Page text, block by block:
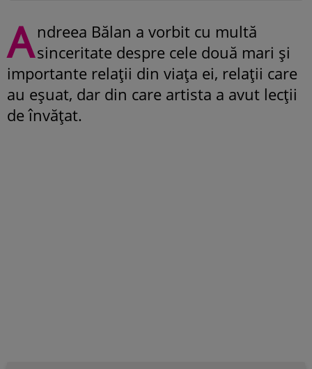
A ndreea Bălan a vorbit cu multă
sinceritate despre cele două mari și
importante relații din viața ei, relații care
au eșuat, dar din care artista a avut lecții
de învățat.